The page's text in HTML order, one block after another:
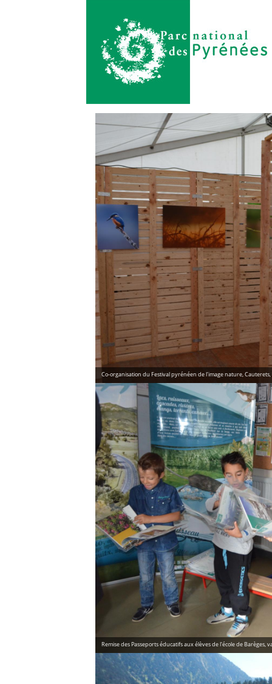
Co-organisation du Festival pyrénéen de l'image nature,
Remise des Passeports éducatifs aux élèves de l'école de